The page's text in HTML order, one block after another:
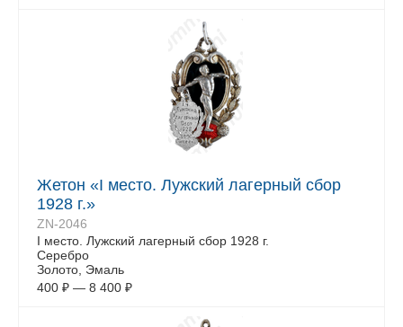
Жетон «I место. Лужский лагерный сбор
1928 г.»
ZN-2046
I место. Лужский лагерный сбор 1928 г.
Серебро
Золото, Эмаль
400 ₽ — 8 400 ₽